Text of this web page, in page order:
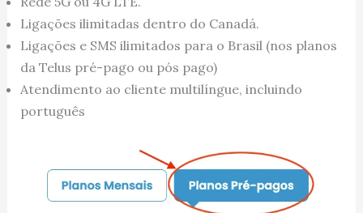
Ligações ilimitadas dentro do Canadá.
Ligações e SMS ilimitados para o Brasil (nos planos
da Telus pré-pago ou pós pago)
Atendimento ao cliente multilíngue, incluindo
português